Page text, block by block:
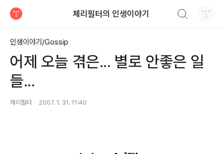
체리필터의 인생이야기
인생이야기/Gossip
어제 오늘 겪은... 별로 안좋은 일
들...
체리필터 2007. 1. 31. 11:40